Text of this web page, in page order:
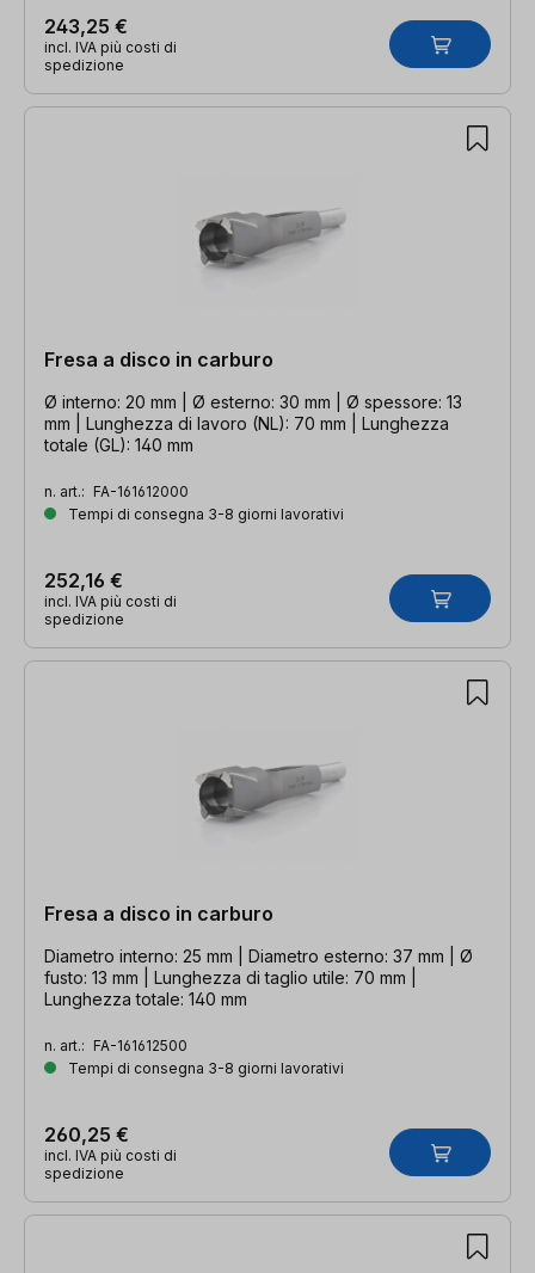
243,25 €
incl. IVA più costi di
spedizione
Fresa a disco in carburo
Ø interno: 20 mm | Ø esterno: 30 mm | Ø spessore: 13
mm | Lunghezza di lavoro (NL): 70 mm | Lunghezza
totale (GL): 140 mm
n. art.: FA-161612000
Tempi di consegna 3-8 giorni lavorativi
252,16 €
incl. IVA più costi di
spedizione
Fresa a disco in carburo
Diametro interno: 25 mm | Diametro esterno: 37 mm | Ø
fusto: 13 mm | Lunghezza di taglio utile: 70 mm |
Lunghezza totale: 140 mm
n. art.: FA-161612500
Tempi di consegna 3-8 giorni lavorativi
260,25 €
incl. IVA più costi di
spedizione